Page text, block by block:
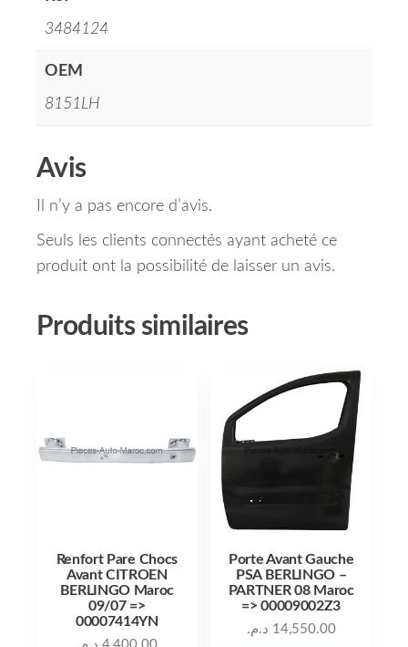
3484124
OEM
8151LH
Avis
Il n’y a pas encore d’avis.
Seuls les clients connectés ayant acheté ce
produit ont la possibilité de laisser un avis.
Produits similaires
Renfort Pare Chocs
Avant CITROEN
BERLINGO Maroc
09/07 =>
00007414YN
Porte Avant Gauche
PSA BERLINGO –
PARTNER 08 Maroc
=> 00009002Z3
14,550.00 د.م.